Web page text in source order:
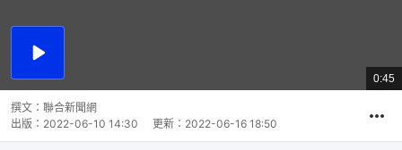
播
總
共
0:45
撰文： 聯合新聞網
出版： 2022-06-10 14:30 更新： 2022-06-16 18:50